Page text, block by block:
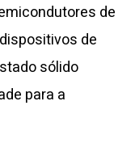
de
de
sólido
para a